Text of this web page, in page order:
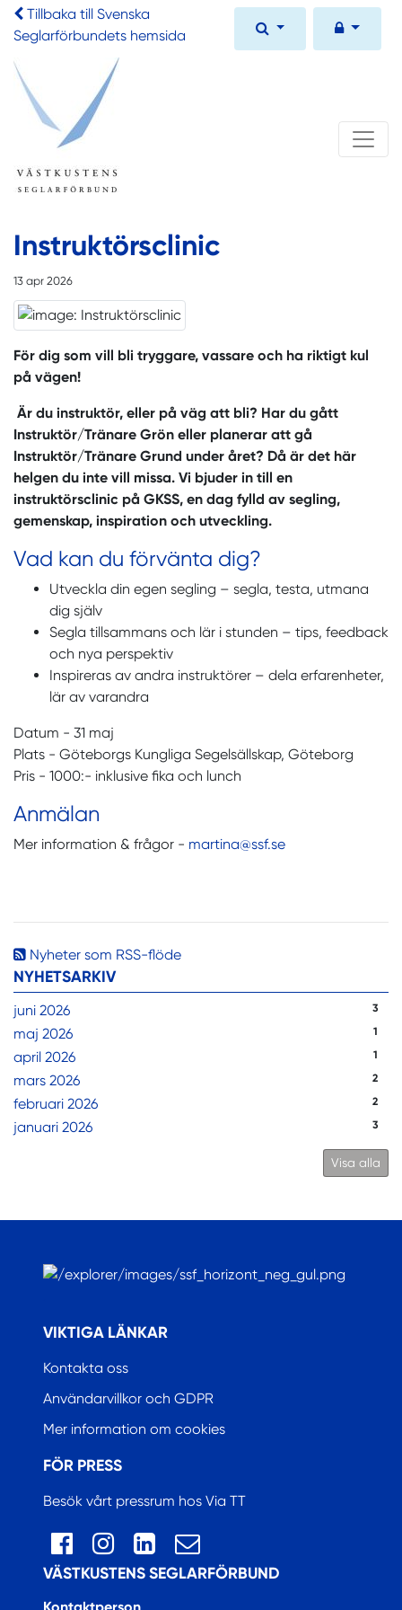
Tillbaka till Svenska
Seglarförbundets hemsida
Nyheter som RSS-flöde
NYHETSARKIV
juni 2026 3
maj 2026 1
april 2026 1
mars 2026 2
februari 2026 2
januari 2026 3
Visa alla
Instruktörsclinic
13 apr 2026
För dig som vill bli tryggare, vassare och ha riktigt kul
på vägen!
Är du instruktör, eller på väg att bli? Har du gått
Instruktör/Tränare Grön eller planerar att gå
Instruktör/Tränare Grund under året? Då är det här
helgen du inte vill missa. Vi bjuder in till en
instruktörsclinic på GKSS, en dag fylld av segling,
gemenskap, inspiration och utveckling.
Vad kan du förvänta dig?
Utveckla din egen segling – segla, testa, utmana
dig själv
Segla tillsammans och lär i stunden – tips, feedback
och nya perspektiv
Inspireras av andra instruktörer – dela erfarenheter,
lär av varandra
Datum - 31 maj
Plats - Göteborgs Kungliga Segelsällskap, Göteborg
Pris - 1000:- inklusive fika och lunch
Anmälan
Mer information & frågor - martina@ssf.se
VIKTIGA LÄNKAR
Kontakta oss
Användarvillkor och GDPR
Mer information om cookies
FÖR PRESS
Besök vårt pressrum hos Via TT
VÄSTKUSTENS SEGLARFÖRBUND